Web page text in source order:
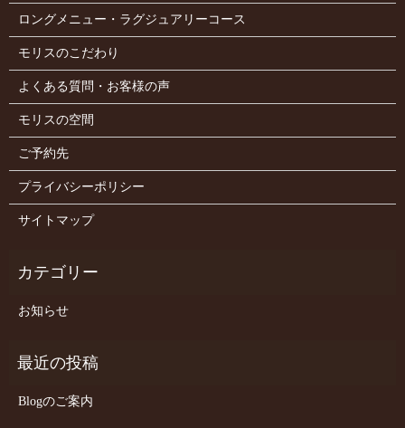
ロングメニュー・ラグジュアリーコース
モリスのこだわり
よくある質問・お客様の声
モリスの空間
ご予約先
プライバシーポリシー
サイトマップ
お知らせ
Blogのご案内